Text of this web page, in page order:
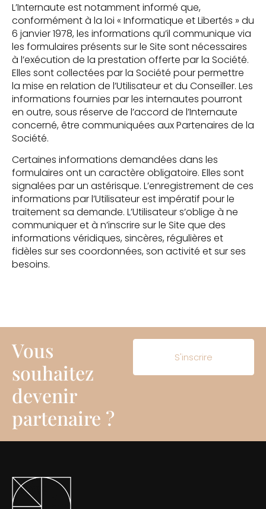
L’Internaute est notamment informé que,
conformément à la loi « Informatique et Libertés » du
6 janvier 1978, les informations qu’il communique via
les formulaires présents sur le Site sont nécessaires
à l’exécution de la prestation offerte par la Société.
Elles sont collectées par la Société pour permettre
la mise en relation de l’Utilisateur et du Conseiller. Les
informations fournies par les internautes pourront
en outre, sous réserve de l’accord de l’Internaute
concerné, être communiquées aux Partenaires de la
Société.
Certaines informations demandées dans les
formulaires ont un caractère obligatoire. Elles sont
signalées par un astérisque. L’enregistrement de ces
informations par l’Utilisateur est impératif pour le
traitement sa demande. L’Utilisateur s’oblige à ne
communiquer et à n’inscrire sur le Site que des
informations véridiques, sincères, régulières et
fidèles sur ses coordonnées, son activité et sur ses
besoins.
Vous
souhaitez
devenir
partenaire ?
S'inscrire